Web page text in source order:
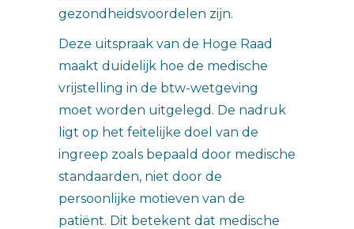
gezondheidsvoordelen zijn.
Deze uitspraak van de Hoge Raad
maakt duidelijk hoe de medische
vrijstelling in de btw-wetgeving
moet worden uitgelegd. De nadruk
ligt op het feitelijke doel van de
ingreep zoals bepaald door medische
standaarden, niet door de
persoonlijke motieven van de
patiënt. Dit betekent dat medische